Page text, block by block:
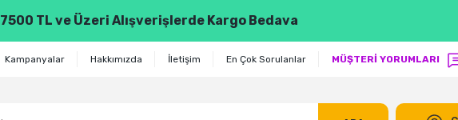
7500 TL ve Üzeri Alışverişlerde Kargo Bedava
Kampanyalar Hakkımızda İletişim En Çok Sorulanlar MÜŞTERİ YORUMLARI